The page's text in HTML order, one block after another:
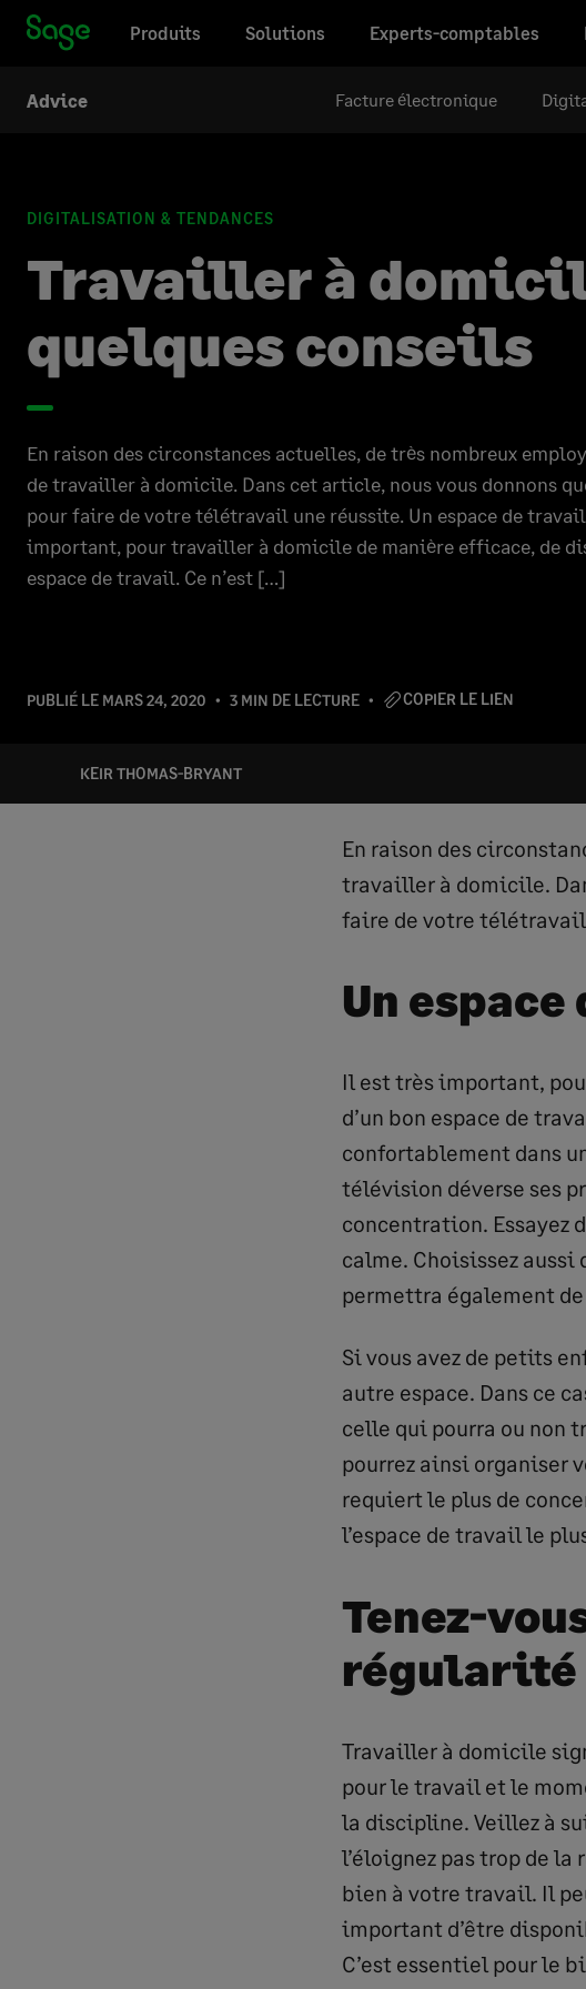
Produits
Solutions Experts-comptables
Advice Facture électronique
DIGITALISATION & TENDANCES
Travailler à
quelques conseils
En raison des circonstances actuelles, de très nombreux
de travailler à domicile. Dans cet article, nous vous donnons
pour faire de votre télétravail une réussite. Un espace de
important, pour travailler à domicile de manière efficace, de
espace de travail. Ce n’est […]
PUBLIÉ LE MARS 24, 2020 3 MIN DE LECTURE COPIER LE LIEN
KEIR THOMAS-BRYANT
En raison des
travailler à domicile.
faire de votre
Un
Il est très important,
d’un bon espace de
confortablement dans
télévision déverse ses
concentration. Essayez
calme. Choisissez
permettra également
Si vous avez de petits
autre espace. Dans ce
celle qui pourra ou non
pourrez ainsi organiser
requiert le plus de
l’espace de travail le
Tenez-
régularité
Travailler à domicile
pour le travail et le
la discipline. Veillez à
l’éloignez pas trop de
bien à votre travail. Il
important d’être
C’est essentiel pour le